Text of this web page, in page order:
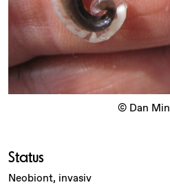
© Dan
Status
Neobiont, invasiv